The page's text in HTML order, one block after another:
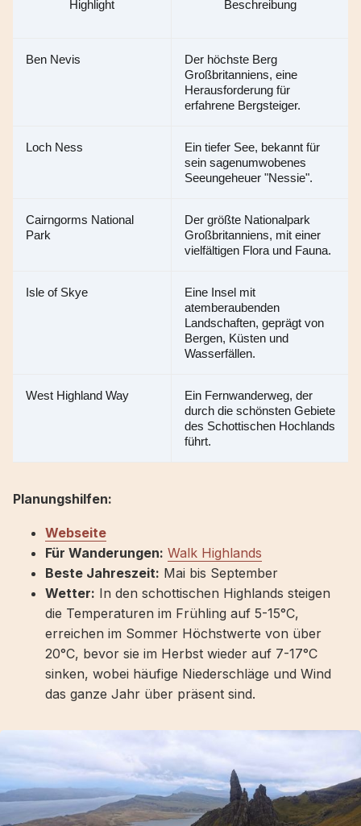
Highlight Beschreibung
Ben Nevis
Der höchste Berg
Großbritanniens, eine
Herausforderung für
erfahrene Bergsteiger.
Loch Ness
Ein tiefer See, bekannt für
sein sagenumwobenes
Seeungeheuer "Nessie".
Cairngorms National
Park
Der größte Nationalpark
Großbritanniens, mit einer
vielfältigen Flora und Fauna.
Isle of Skye
Eine Insel mit
atemberaubenden
Landschaften, geprägt von
Bergen, Küsten und
Wasserfällen.
West Highland Way
Ein Fernwanderweg, der
durch die schönsten Gebiete
des Schottischen Hochlands
führt.
Planungshilfen:
Webseite
Für Wanderungen: Walk Highlands
Beste Jahreszeit: Mai bis September
Wetter: In den schottischen Highlands steigen
die Temperaturen im Frühling auf 5-15°C,
erreichen im Sommer Höchstwerte von über
20°C, bevor sie im Herbst wieder auf 7-17°C
sinken, wobei häufige Niederschläge und Wind
das ganze Jahr über präsent sind.